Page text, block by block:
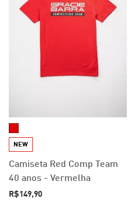
NEW
Camiseta Red Comp Team
40 anos - Vermelha
R$149,90